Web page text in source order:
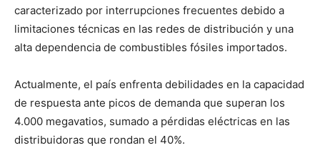
caracterizado por interrupciones frecuentes debido a
limitaciones técnicas en las redes de distribución y una
alta dependencia de combustibles fósiles importados.
Actualmente, el país enfrenta debilidades en la capacidad
de respuesta ante picos de demanda que superan los
4.000 megavatios, sumado a pérdidas eléctricas en las
distribuidoras que rondan el 40%.